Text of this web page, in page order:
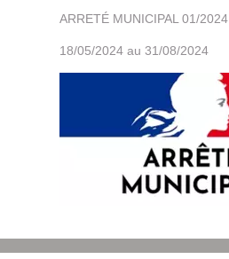
ARRETÉ MUNICIPAL 01/2024
18/05/2024 au 31/08/2024